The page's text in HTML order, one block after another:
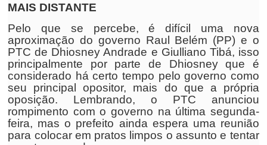
MAIS DISTANTE
Pelo que se percebe, é difícil uma nova
aproximação do governo Raul Belém (PP) e o
PTC de Dhiosney Andrade e Giulliano Tibá, isso
principalmente por parte de Dhiosney que é
considerado há certo tempo pelo governo como
seu principal opositor, mais do que a própria
oposição. Lembrando, o PTC anunciou
rompimento com o governo na última segunda-
feira, mas o prefeito ainda espera uma reunião
para colocar em pratos limpos o assunto e tentar